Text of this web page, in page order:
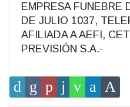
EMPRESA FUNEBRE
DE JULIO 1037,
AFILIADA A AEFI,
PREVISIÓN S.A.-